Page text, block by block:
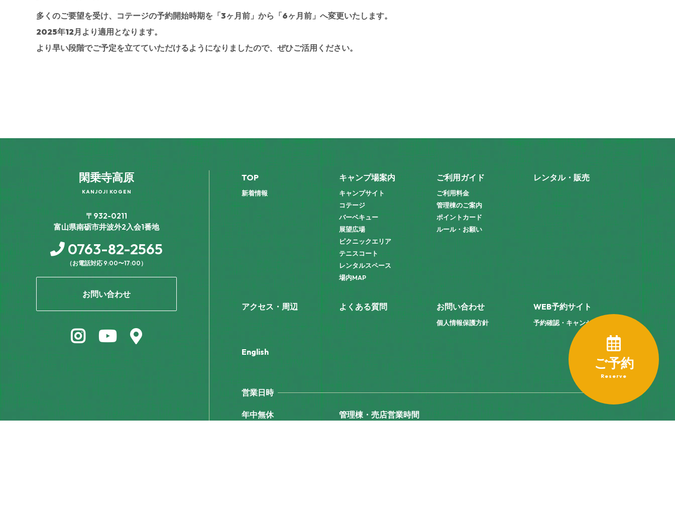
多くのご要望を受け、 コテージの予約開始時期を「3ヶ月前」から「6ヶ月前」へ変更いたします。
2025年12月より適用となります。
より早い段階でご予定を立てていただけるようになりましたので、ぜひご活用ください。
閑乗寺高原
KANJOJI KOGEN
〒932-0211
富山県南砺市井波外2入会1番地
0763-82-2565
（お電話対応 9:00〜17:00）
お問い合わせ
TOP
新着情報
キャンプ場案内
キャンプサイト
コテージ
バーベキュー
展望広場
ピクニックエリア
テニスコート
レンタルスペース
場内MAP
ご利用ガイド
ご利用料金
管理棟のご案内
ポイントカード
ルール・お願い
レンタル・販売
アクセス・周辺 よくある質問 お問い合わせ
個人情報保護方針
WEB予約サイト
予約確認・キャンセル
English
営業日時
年中無休 管理棟・売店営業時間
ご予約
Reserve